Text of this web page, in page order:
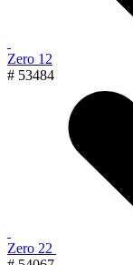
Zero 12
# 53484
Zero 22